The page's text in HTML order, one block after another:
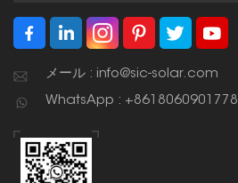
メール : info@sic-solar.com
WhatsApp : +8618060901778